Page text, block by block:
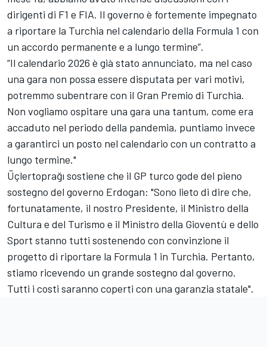
dirigenti di F1 e FIA. Il governo è fortemente impegnato
a riportare la Turchia nel calendario della Formula 1 con
un accordo permanente e a lungo termine”.
“Il calendario 2026 è già stato annunciato, ma nel caso
una gara non possa essere disputata per vari motivi,
potremmo subentrare con il Gran Premio di Turchia.
Non vogliamo ospitare una gara una tantum, come era
accaduto nel periodo della pandemia, puntiamo invece
a garantirci un posto nel calendario con un contratto a
lungo termine."
Üçlertoprağı sostiene che il GP turco gode del pieno
sostegno del governo Erdogan: "Sono lieto di dire che,
fortunatamente, il nostro Presidente, il Ministro della
Cultura e del Turismo e il Ministro della Gioventù e dello
Sport stanno tutti sostenendo con convinzione il
progetto di riportare la Formula 1 in Turchia. Pertanto,
stiamo ricevendo un grande sostegno dal governo.
Tutti i costi saranno coperti con una garanzia statale".